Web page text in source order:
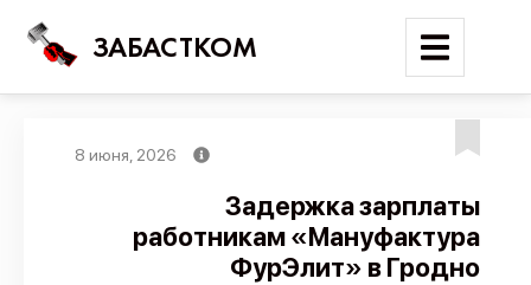
ЗАБАСТКОМ
Поиск
8 июня, 2026
Задержка зарплаты
работникам «Мануфактура
ФурЭлит» в Гродно